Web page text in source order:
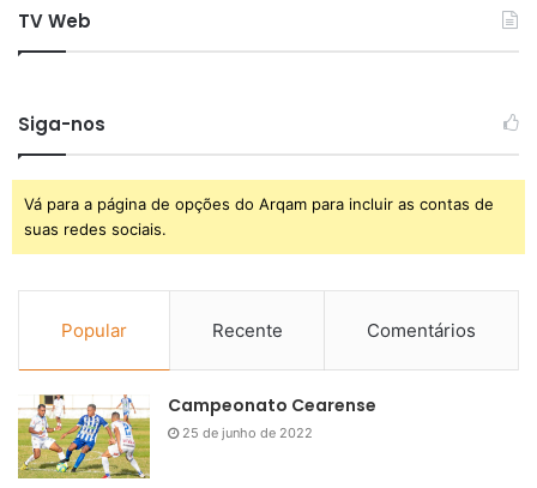
TV Web
Siga-nos
Vá para a página de opções do Arqam para incluir as contas de
suas redes sociais.
Popular Recente Comentários
Campeonato Cearense
25 de junho de 2022